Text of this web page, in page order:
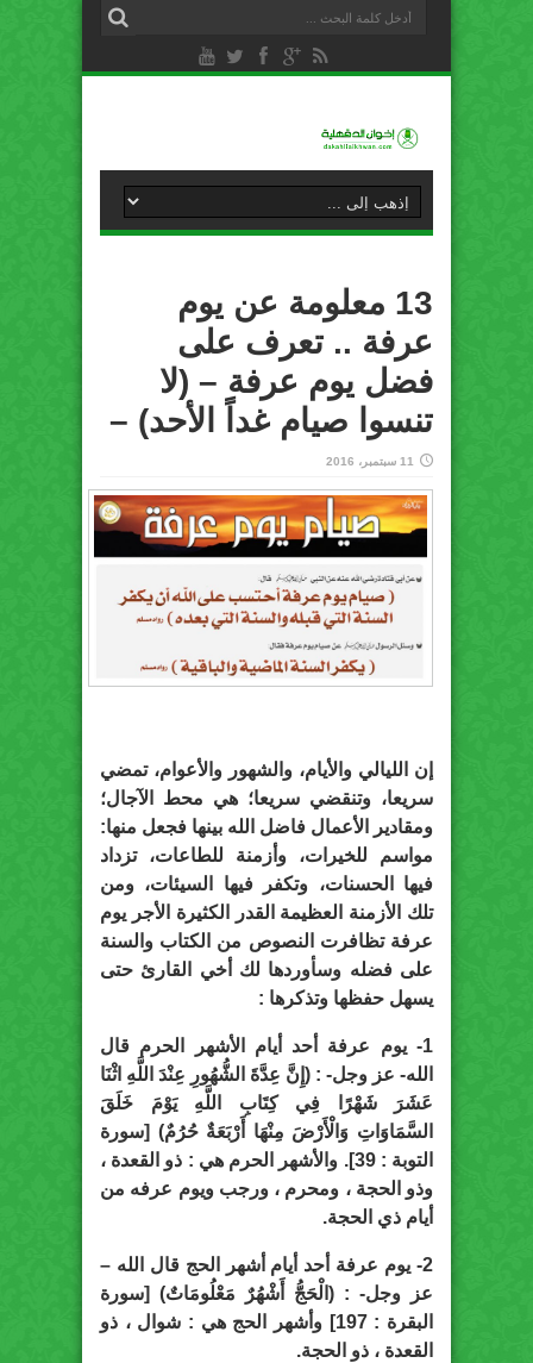
13 معلومة عن يوم
عرفة .. تعرف على
فضل يوم عرفة – (لا
تنسوا صيام غداً الأحد) –
11 سبتمبر، 2016
إن الليالي والأيام، والشهور والأعوام، تمضي
سريعا، وتنقضي سريعا؛ هي محط الآجال؛
ومقادير الأعمال فاضل الله بينها فجعل منها:
مواسم للخيرات، وأزمنة للطاعات، تزداد
فيها الحسنات، وتكفر فيها السيئات، ومن
تلك الأزمنة العظيمة القدر الكثيرة الأجر يوم
عرفة تظافرت النصوص من الكتاب والسنة
على فضله وسأوردها لك أخي القارئ حتى
يسهل حفظها وتذكرها :
1- يوم عرفة أحد أيام الأشهر الحرم قال
الله- عز وجل- : (إِنَّ عِدَّةَ الشُّهُورِ عِنْدَ اللَّهِ اثْنَا
عَشَرَ شَهْرًا فِي كِتَابِ اللَّهِ يَوْمَ خَلَقَ
السَّمَاوَاتِ وَالْأَرْضَ مِنْهَا أَرْبَعَةٌ حُرُمٌ) [سورة
التوبة : 39]. والأشهر الحرم هي : ذو القعدة ،
وذو الحجة ، ومحرم ، ورجب ويوم عرفه من
أيام ذي الحجة.
2- يوم عرفة أحد أيام أشهر الحج قال الله –
عز وجل- : (الْحَجُّ أَشْهُرٌ مَعْلُومَاتٌ) [سورة
البقرة : 197] وأشهر الحج هي : شوال ، ذو
القعدة ، ذو الحجة.